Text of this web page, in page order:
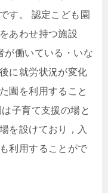
す。 認定こども園
あわせ持つ施設
が働いている・いな
に就労状況が変化
園を利用すること
子育て支援の場と
を設けており，入
利用することがで